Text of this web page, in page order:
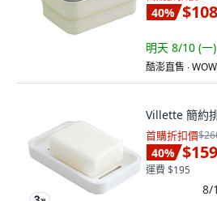
40% $108
明天 8/10 (一)
酷澎直售 ∙
Villette 簡約
首購折扣價
40% $159
運費 $195
8/